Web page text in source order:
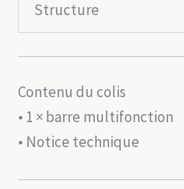
Structure
Contenu du colis
• 1 × barre multifonction
• Notice technique